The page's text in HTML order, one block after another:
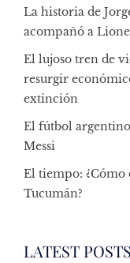
La historia de
acompañó a
El lujoso tren de
resurgir
extinción
El fútbol
Messi
El tiempo: ¿Cómo
Tucumán?
LATEST POSTS